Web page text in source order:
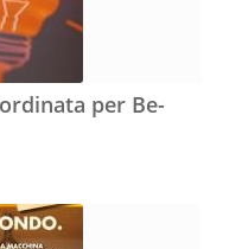
per Be-